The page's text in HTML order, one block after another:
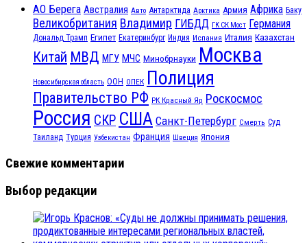
АО Берега Австралия Авто Антарктида Арктика Армия Африка Баку
Великобритания Владимир ГИБДД ГК СК Мост Германия
Дональд Трамп Египет Екатеринбург Индия Испания Италия Казахстан
Китай МВД МГУ МЧС Минобрнауки Москва
Новосибирская область ООН ОПЕК Полиция
Правительство РФ РК Красный Яр Роскосмос
Россия СКР США Санкт-Петербург Смерть Суд
Таиланд Турция Узбекистан Франция Швеция Япония
Свежие комментарии
Выбор редакции